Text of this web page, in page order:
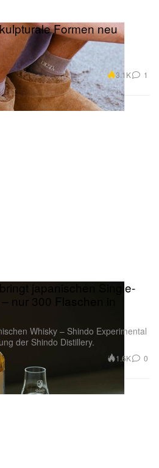
Formen neu
3.1K 1
japanischen Single-
nur 300 Flaschen in
Whisky – Shindo Experimental
der Shindo Distillery.
1.6K 0